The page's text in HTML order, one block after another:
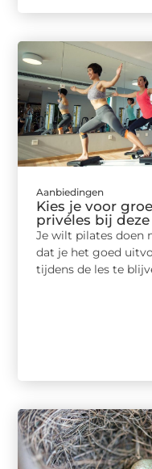
Aanbiedingen
Kies je voor
privéles bij
Je wilt pilates doen
dat je het goed
tijdens de les te